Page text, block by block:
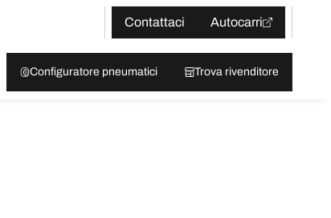
Contattaci
Autocarri
Configuratore pneumatici Trova rivenditore